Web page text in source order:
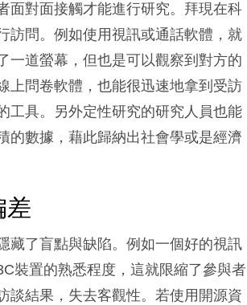
面對面接觸才能進行研究。拜現在科
訪問。例如使用視訊或通話軟體，就
一道螢幕，但也是可以觀察到對方的
上問卷軟體，也能很迅速地拿到受訪
工具。另外定性研究的研究人員也能
的數據，藉此歸納出社會學或是經濟
差
藏了盲點與缺陷。例如一個好的視訊
裝置的熟悉程度，這就限縮了參與者
談結果，失去客觀性。若使用開源資